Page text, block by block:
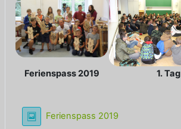
Ferienspass 2019 1. Tag
Ferienspass 2019Lightbox Galerie